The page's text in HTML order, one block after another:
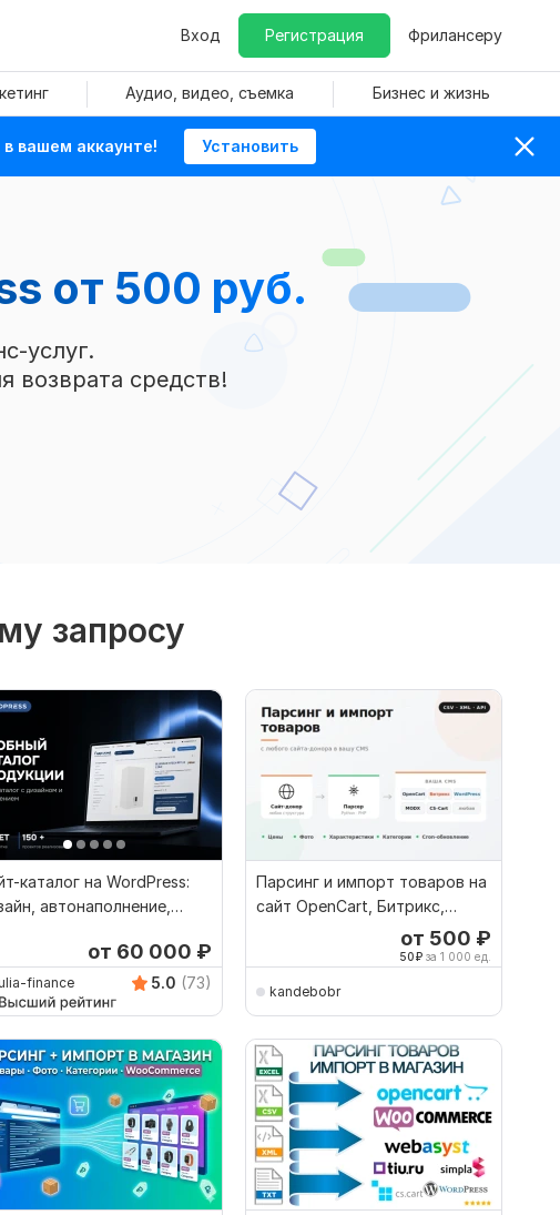
Вход Регистрация Фрилансеру
Аудио, видео, съемка Бизнес и жизнь
вашем аккаунте! Установить
от 500 руб.
услуг.
возврата средств!
запросу
каталог на WordPress:
автонаполнение,
от 60 000 ₽
finance 5.0 (73)
Парсинг и импорт товаров на
сайт OpenCart, Битрикс,
от 500 ₽
50₽ за 1 000 ед.
kandebobr